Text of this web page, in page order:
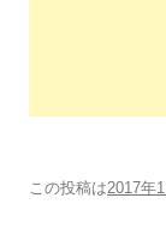
この投稿は2017年